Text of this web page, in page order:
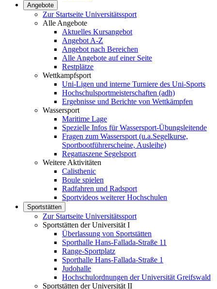
Angebote
Zur Startseite Universitätssport
Alle Angebote
Aktuelles Kursangebot
Angebot A-Z
Angebot nach Bereichen
Alle Angebote auf einer Seite
Restplätze
Wettkampfsport
Uni-Ligen und interne Turniere des Uni-Sports
Hochschulsportmeisterschaften (adh)
Ergebnisse und Berichte von Wettkämpfen
Wassersport
Maritime Lage
Spezielle Infos für Wassersport-Übungsleitende
Fragen zum Wassersport (u.a.Segelkurse,
Sportbootführerscheine, Ausleihe)
Regattaszene Segelsport
Weitere Aktivitäten
Calisthenic
Boule spielen
Radfahren und Radsport
Sportvideos weiterer Hochschulen
Sportstätten
Zur Startseite Universitätssport
Sportstätten der Universität I
Überlassung von Sportstätten
Sporthalle Hans-Fallada-Straße 11
Range-Sportplatz
Sporthalle Hans-Fallada-Straße 1
Judohalle
Hochschulordnungen der Universität Greifswald
Sportstätten der Universität II